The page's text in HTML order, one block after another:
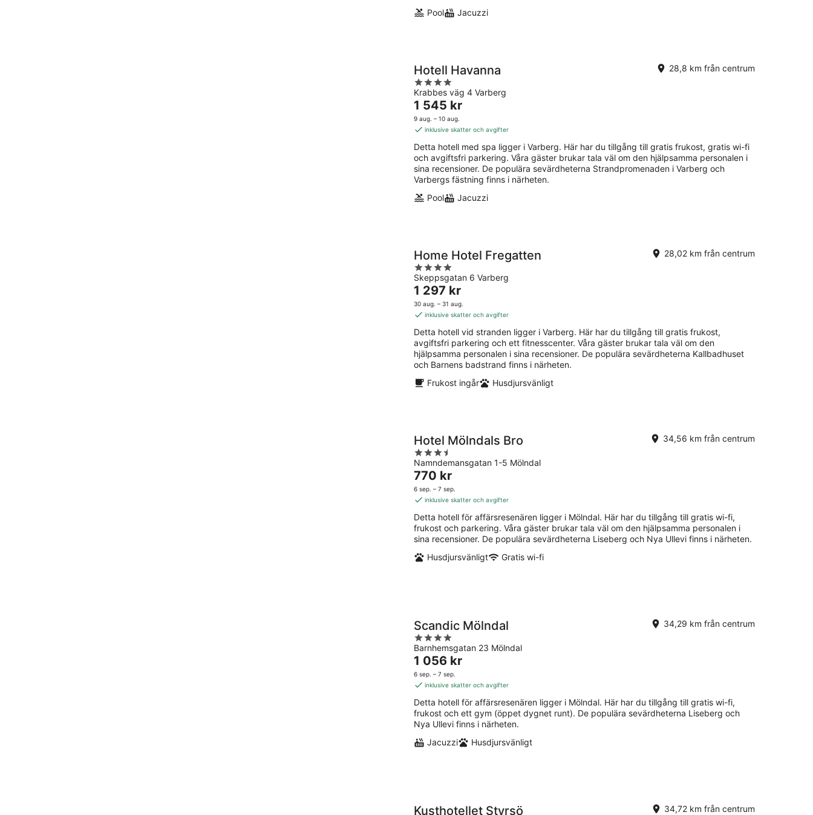
Pool
Jacuzzi
Hotell Havanna
4
out
of
5
Krabbes väg 4 Varberg
28,8 km från centrum
Priset
är
1 545 kr
natt
1 545 kr
9 aug. – 10 aug.
inklusive skatter och avgifter
Detta hotell med spa ligger i Varberg. Här har du tillgång till gratis frukost, gratis wi-fi
och avgiftsfri parkering. Våra gäster brukar tala väl om den hjälpsamma personalen i
sina recensioner. De populära sevärdheterna Strandpromenaden i Varberg och
Varbergs fästning finns i närheten.
Pool
Jacuzzi
Home Hotel Fregatten
4
out
of
5
Skeppsgatan 6 Varberg
28,02 km från centrum
Priset
är
1 297 kr
natt
1 297 kr
30 aug. – 31 aug.
inklusive skatter och avgifter
Detta hotell vid stranden ligger i Varberg. Här har du tillgång till gratis frukost,
avgiftsfri parkering och ett fitnesscenter. Våra gäster brukar tala väl om den
hjälpsamma personalen i sina recensioner. De populära sevärdheterna Kallbadhuset
och Barnens badstrand finns i närheten.
Frukost ingår
Husdjursvänligt
Hotel Mölndals Bro
3.5
out
of
5
Namndemansgatan 1-5 Mölndal
34,56 km från centrum
Priset
är
770 kr
natt
770 kr
6 sep. – 7 sep.
inklusive skatter och avgifter
Detta hotell för affärsresenären ligger i Mölndal. Här har du tillgång till gratis wi-fi,
frukost och parkering. Våra gäster brukar tala väl om den hjälpsamma personalen i
sina recensioner. De populära sevärdheterna Liseberg och Nya Ullevi finns i närheten.
Husdjursvänligt
Gratis wi-fi
Scandic Mölndal
4
out
of
5
Barnhemsgatan 23 Mölndal
34,29 km från centrum
Priset
är
1 056 kr
natt
1 056 kr
6 sep. – 7 sep.
inklusive skatter och avgifter
Detta hotell för affärsresenären ligger i Mölndal. Här har du tillgång till gratis wi-fi,
frukost och ett gym (öppet dygnet runt). De populära sevärdheterna Liseberg och
Nya Ullevi finns i närheten.
Jacuzzi
Husdjursvänligt
Kusthotellet Styrsö 34,72 km från centrum